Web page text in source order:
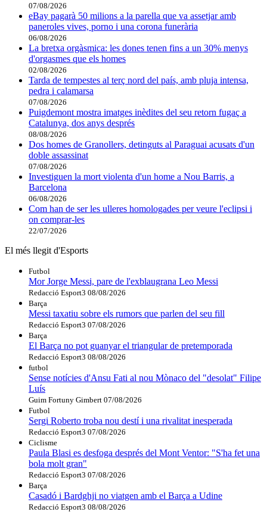
07/08/2026
eBay pagarà 50 milions a la parella que va assetjar amb
paneroles vives, porno i una corona funerària
06/08/2026
La bretxa orgàsmica: les dones tenen fins a un 30% menys
d'orgasmes que els homes
02/08/2026
Tarda de tempestes al terç nord del país, amb pluja intensa,
pedra i calamarsa
07/08/2026
Puigdemont mostra imatges inèdites del seu retorn fugaç a
Catalunya, dos anys després
08/08/2026
Dos homes de Granollers, detinguts al Paraguai acusats d'un
doble assassinat
07/08/2026
Investiguen la mort violenta d'un home a Nou Barris, a
Barcelona
06/08/2026
Com han de ser les ulleres homologades per veure l'eclipsi i
on comprar-les
22/07/2026
El més llegit d'Esports
Futbol
Mor Jorge Messi, pare de l'exblaugrana Leo Messi
Redacció Esport3 08/08/2026
Barça
Messi taxatiu sobre els rumors que parlen del seu fill
Redacció Esport3 07/08/2026
Barça
El Barça no pot guanyar el triangular de pretemporada
Redacció Esport3 08/08/2026
futbol
Sense notícies d'Ansu Fati al nou Mònaco del "desolat" Filipe
Luís
Guim Fortuny Gimbert 07/08/2026
Futbol
Sergi Roberto troba nou destí i una rivalitat inesperada
Redacció Esport3 07/08/2026
Ciclisme
Paula Blasi es desfoga després del Mont Ventor: "S'ha fet una
bola molt gran"
Redacció Esport3 07/08/2026
Barça
Casadó i Bardghji no viatgen amb el Barça a Udine
Redacció Esport3 08/08/2026